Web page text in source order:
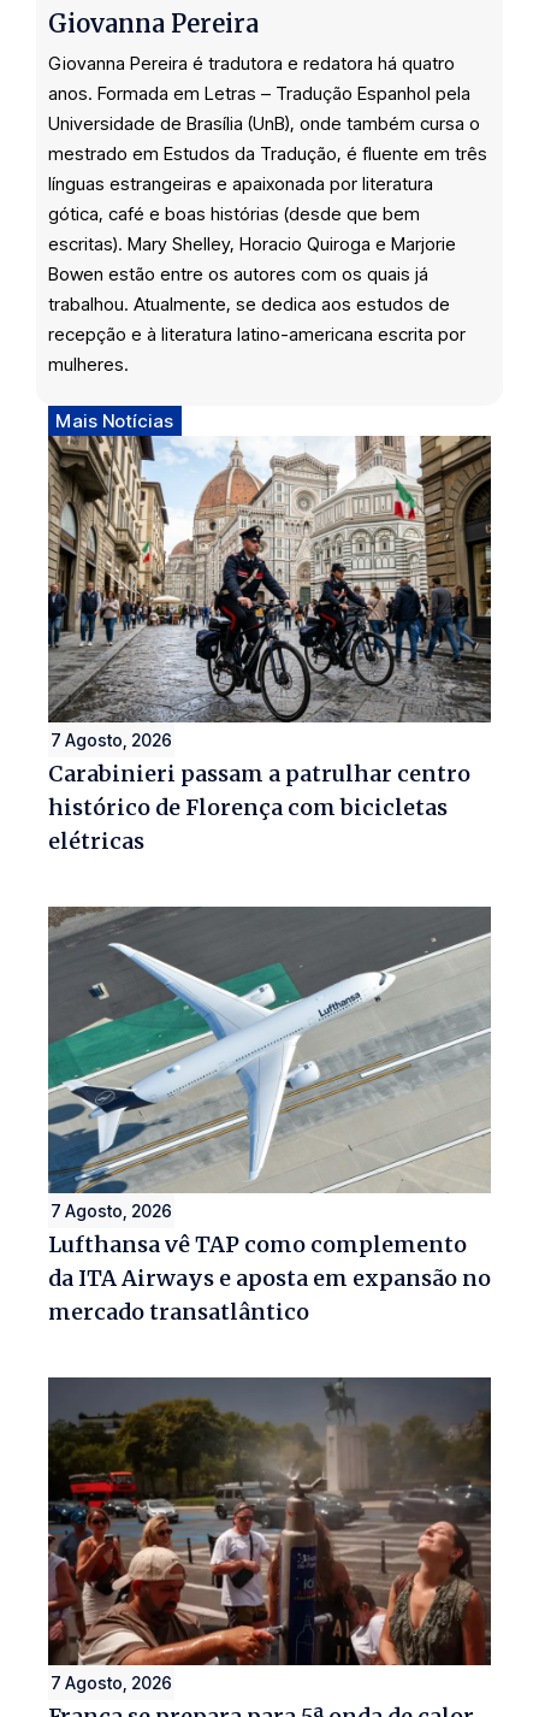
Giovanna Pereira
Giovanna Pereira é tradutora e redatora há quatro
anos. Formada em Letras – Tradução Espanhol pela
Universidade de Brasília (UnB), onde também cursa o
mestrado em Estudos da Tradução, é fluente em três
línguas estrangeiras e apaixonada por literatura
gótica, café e boas histórias (desde que bem
escritas). Mary Shelley, Horacio Quiroga e Marjorie
Bowen estão entre os autores com os quais já
trabalhou. Atualmente, se dedica aos estudos de
recepção e à literatura latino-americana escrita por
mulheres.
Mais Notícias
7 Agosto, 2026
Carabinieri passam a patrulhar centro
histórico de Florença com bicicletas
elétricas
7 Agosto, 2026
Lufthansa vê TAP como complemento
da ITA Airways e aposta em expansão no
mercado transatlântico
7 Agosto, 2026